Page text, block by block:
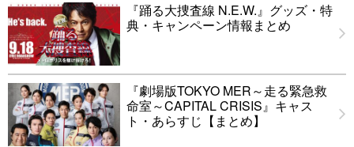
『踊る大捜査線 N.E.W.』グッズ・特
典・キャンペーン情報まとめ
『劇場版TOKYO MER～走る緊急救
命室～CAPITAL CRISIS』キャス
ト・あらすじ【まとめ】